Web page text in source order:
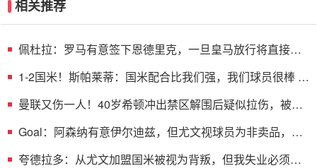
相关推荐
佩杜拉：罗马有意签下恩德里克，一旦皇马放行将直接加
1-2国米！斯帕莱蒂：国米配合比我们强，我们球员很棒 整
曼联又伤一人！40岁希顿冲出禁区解围后疑似拉伤，被换
Goal：阿森纳有意伊尔迪兹，但尤文视球员为非卖品，除
夸德拉多：从尤文加盟国米被视为背叛，但我失业必须寻